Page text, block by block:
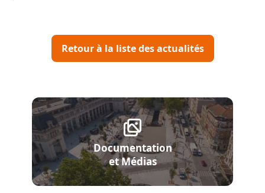
Retour à la liste des actualités
Documentation
et Médias